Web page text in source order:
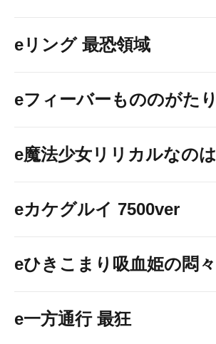
eリング 最恐領域
eフィーバーもののがたり
e魔法少女リリカルなのは
eカケグルイ 7500ver
eひきこまり吸血姫の悶々
e一方通行 最狂